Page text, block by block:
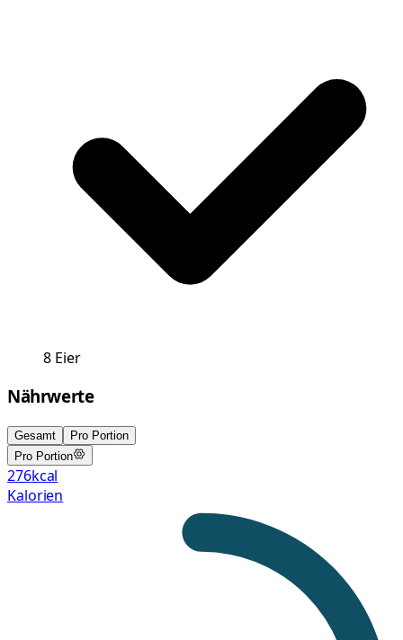
8 Eier
Nährwerte
Gesamt
Pro Portion
Pro Portion
276kcal
Kalorien